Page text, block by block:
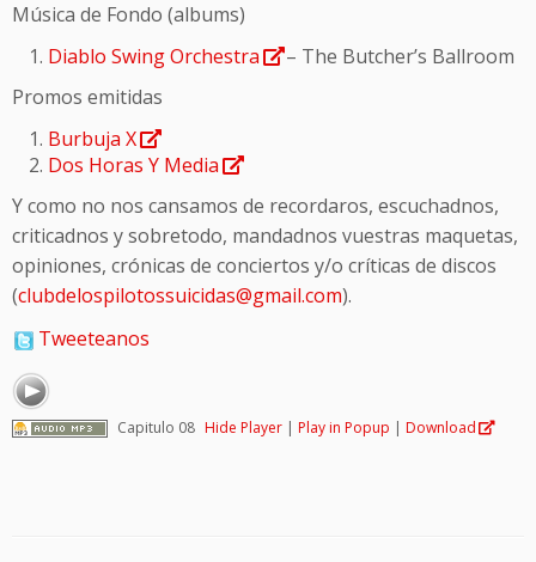
Música de Fondo (albums)
Diablo Swing Orchestra
– The Butcher’s Ballroom
Promos emitidas
Burbuja X
Dos Horas Y Media
Y como no nos cansamos de recordaros, escuchadnos,
criticadnos y sobretodo, mandadnos vuestras maquetas,
opiniones, crónicas de conciertos y/o críticas de discos
(clubdelospilotossuicidas@gmail.com).
Tweeteanos
Capitulo 08 Hide Player| Play in Popup | Download